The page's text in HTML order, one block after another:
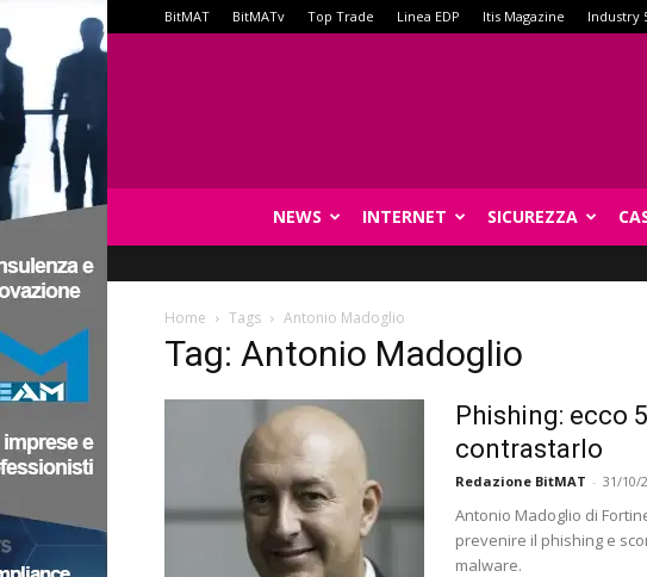
BitMAT BitMATv Top Trade Linea EDP Itis Magazine Industry
NEWS INTERNET SICUREZZA
Home Tags Antonio Madoglio
Tag: Antonio Madoglio
Phishing: ecco
contrastarlo
Redazione BitMAT - 31/10/
Antonio Madoglio di
prevenire il phishing e
malware.